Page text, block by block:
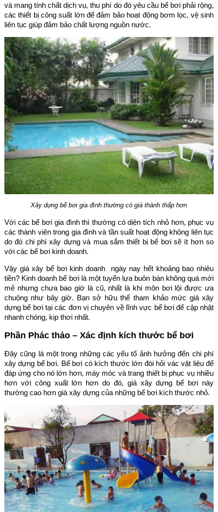
và mang tính chất dịch vụ, thu phí do đó yêu cầu bể bơi phải rộng,
các thiết bị công suất lớn để đảm bảo hoạt động bơm lọc, vệ sinh
liên tục giúp đảm bảo chất lượng nguồn nước.
Xây dựng bể bơi gia đình thường có giá thành thấp hơn
Với các bể bơi gia đình thì thường có diện tích nhỏ hơn, phục vụ
các thành viên trong gia đình và tần suất hoạt động không liên tục
do đó chi phí xây dựng và mua sắm thiết bị bể bơi sẽ ít hơn so
với các bể bơi kinh doanh.
Vậy giá xây bể bơi kinh doanh ngày nay hết khoảng bao nhiêu
tiền? Kinh doanh bể bơi là một tuyển lựa buôn bán không quá mới
mẻ nhưng chưa bao giờ là cũ, nhất là khi môn bơi lội được ưa
chuộng như bây giờ. Bạn sở hữu thể tham khảo mức giá xây
dựng bể bơi tại các đơn vị chuyên về lĩnh vực bể bơi để cập nhật
nhanh chóng, kịp thơi nhất.
Phần Phác thảo – Xác định kích thước bể bơi
Đây cũng là một trong những các yếu tố ảnh hưởng đến chi phí
xây dựng bể bơi. Bể bơi có kích thước lớn đòi hỏi vác vật liệu để
đáp ứng cho nó lớn hơn, máy móc và trang thiết bị phục vụ nhiều
hơn với công xuất lớn hơn do đó, giá xây dựng bể bơi này
thường cao hơn giá xây dựng của những bể bơi kích thước nhỏ.